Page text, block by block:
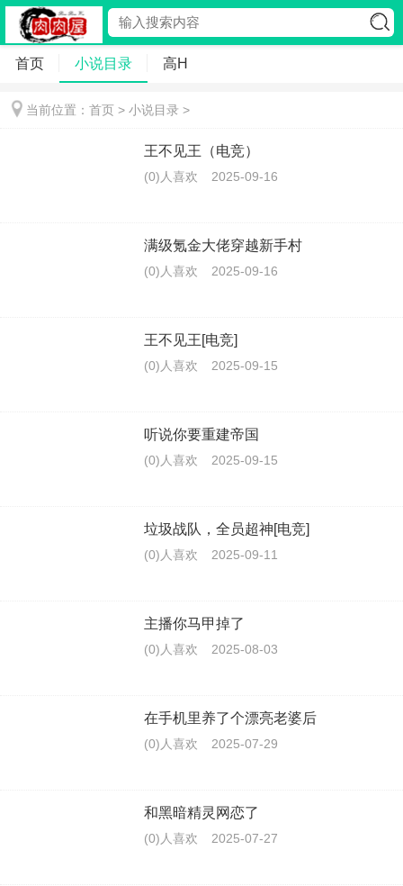
首页 小说目录 高H
当前位置：首页 > 小说目录 >
王不见王（电竞）
(0)人喜欢 2025-09-16
满级氪金大佬穿越新手村
(0)人喜欢 2025-09-16
王不见王[电竞]
(0)人喜欢 2025-09-15
听说你要重建帝国
(0)人喜欢 2025-09-15
垃圾战队，全员超神[电竞]
(0)人喜欢 2025-09-11
主播你马甲掉了
(0)人喜欢 2025-08-03
在手机里养了个漂亮老婆后
(0)人喜欢 2025-07-29
和黑暗精灵网恋了
(0)人喜欢 2025-07-27